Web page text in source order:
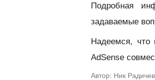
Подробная
задаваемые
Надеемся, что
AdSense
Автор: Ник